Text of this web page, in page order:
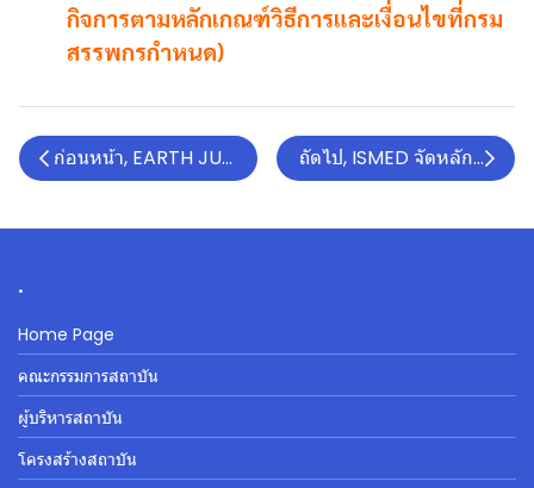
กิจการตามหลักเกณฑ์วิธีการและเงื่อนไขที่กรม
สรรพกรกำหนด)
ก่อนหน้า, EARTH JUMP 2024: THE EDGE OF ACTION
ถัดไป, ISMED จัดหลักสูตรกา
.
Home Page
คณะกรรมการสถาบัน
ผู้บริหารสถาบัน
โครงสร้างสถาบัน